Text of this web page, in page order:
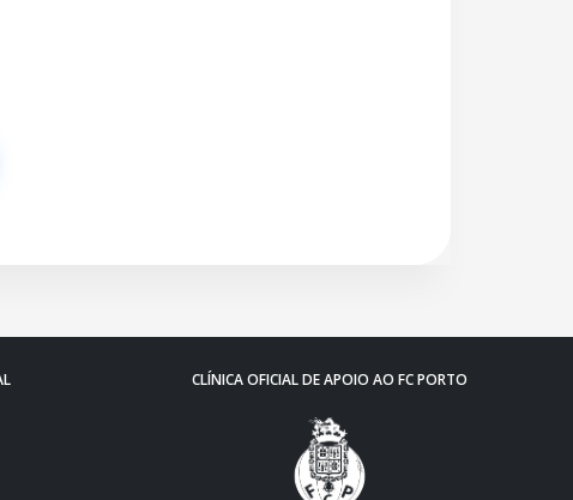
CLÍNICA OFICIAL DE APOIO AO FC PORTO